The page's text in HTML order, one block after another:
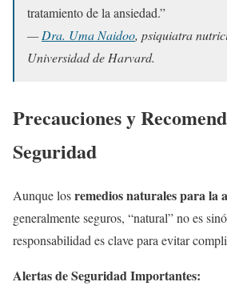
tratamiento de la ansiedad.”
—Dra. Uma Naidoo, psiquiatra
Universidad de Harvard.
Precauciones y
Seguridad
Aunque losremedios naturales para la
generalmente seguros, “natural” no es
responsabilidad es clave para evitar
Alertas de Seguridad Importantes: